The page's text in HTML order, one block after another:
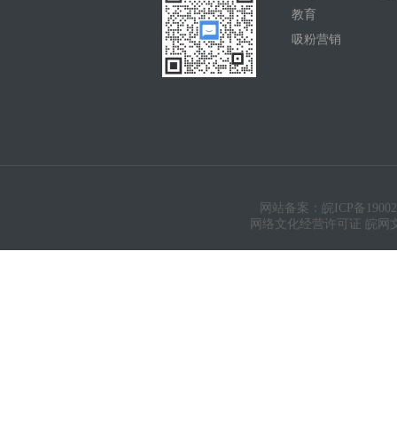
教育
吸粉营销
网站备案：皖ICP备
网络文化经营许可证 皖网